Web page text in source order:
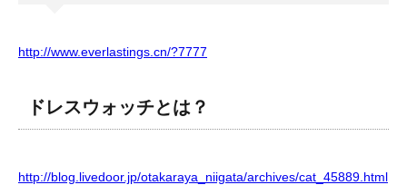
http://www.everlastings.cn/?7777
ドレスウォッチとは？
http://blog.livedoor.jp/otakaraya_niigata/archives/cat_45889.html